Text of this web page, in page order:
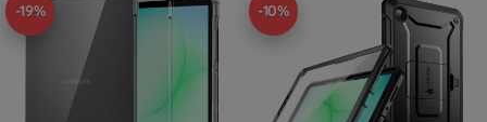
-19% -10%